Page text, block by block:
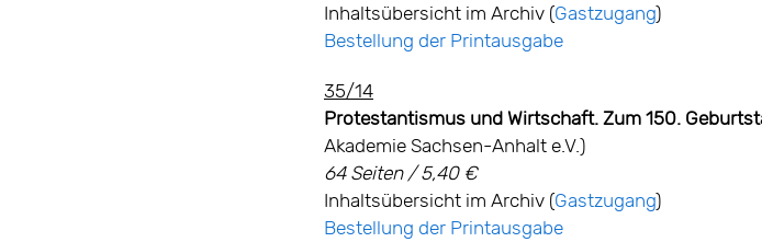
Inhaltsübersicht im Archiv (Gastzugang)
Bestellung der Printausgabe
35/14
Protestantismus und Wirtschaft. Zum 150.
Akademie Sachsen-Anhalt e.V.)
64 Seiten / 5,40 €
Inhaltsübersicht im Archiv (Gastzugang)
Bestellung der Printausgabe